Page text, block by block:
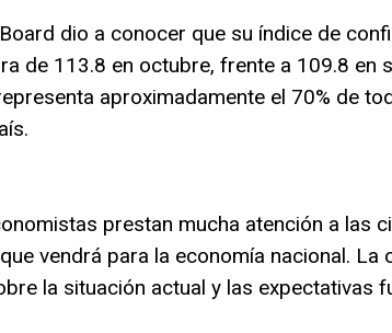
dio a conocer que su índice de
de 113.8 en octubre, frente a 109.8 en
aproximadamente el 70% de
prestan mucha atención a las
vendrá para la economía nacional. La
la situación actual y las expectativas